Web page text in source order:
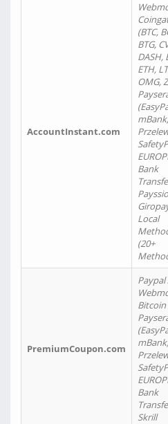
AccountInstant.com
(BTC,
BTG,
DASH,
ETH,
OMG,
mBank,
Bank
Local
(20+
PremiumCoupon.com
Paypal
mBank,
Bank
Skrill